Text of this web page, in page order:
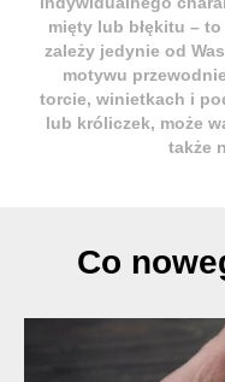
mięty lub błękitu –
zależy jedynie od
motywu
torcie, winietkach i
lub króliczek, może
także
Co